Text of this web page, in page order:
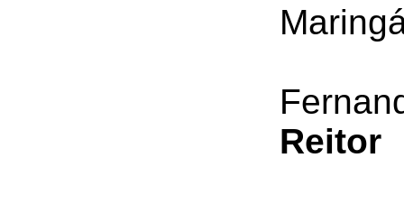
Reitor